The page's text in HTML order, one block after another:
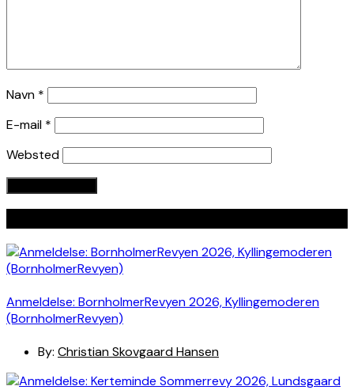
Navn *
E-mail *
Websted
Anmeldelse: BornholmerRevyen 2026, Kyllingemoderen
(BornholmerRevyen)
By: Christian Skovgaard Hansen